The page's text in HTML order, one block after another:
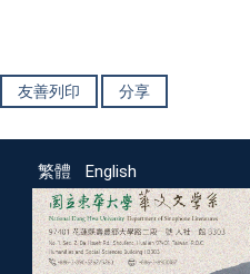
友善列印 分享
繁體 English